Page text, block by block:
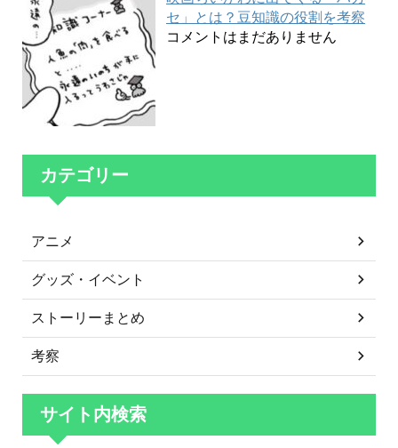
セ」とは？豆知識の役割を考察
コメントはまだありません
カテゴリー
アニメ
グッズ・イベント
ストーリーまとめ
考察
サイト内検索